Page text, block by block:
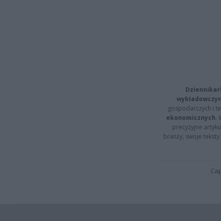
gospodarczych i
ekonomicznych.
precyzyjne
branży, swoje